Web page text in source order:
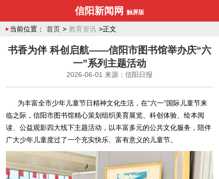
信阳新闻网 触屏版
当前位置： 首页 > 教育资讯 >正文
书香为伴 科创启航——信阳市图书馆举办庆“六
一”系列主题活动
2026-06-01 来源：信阳日报
为丰富全市少年儿童节日精神文化生活，在“六一”国际儿童节来
临之际，信阳市图书馆精心策划组织美育展览、科创体验、绘本阅
读、公益观影四大线下主题活动，以丰富多元的公共文化服务，陪伴
广大少年儿童度过了一个充实快乐、富有意义的儿童节。